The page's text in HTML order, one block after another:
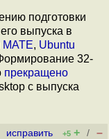
подготовки
выпуска в
MATE, Ubuntu
32-
прекращено
с выпуска
исправить +5 + / –